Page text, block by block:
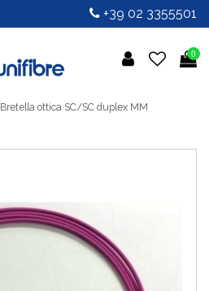
+39 02 3355501
0
Bretella ottica SC/SC duplex MM